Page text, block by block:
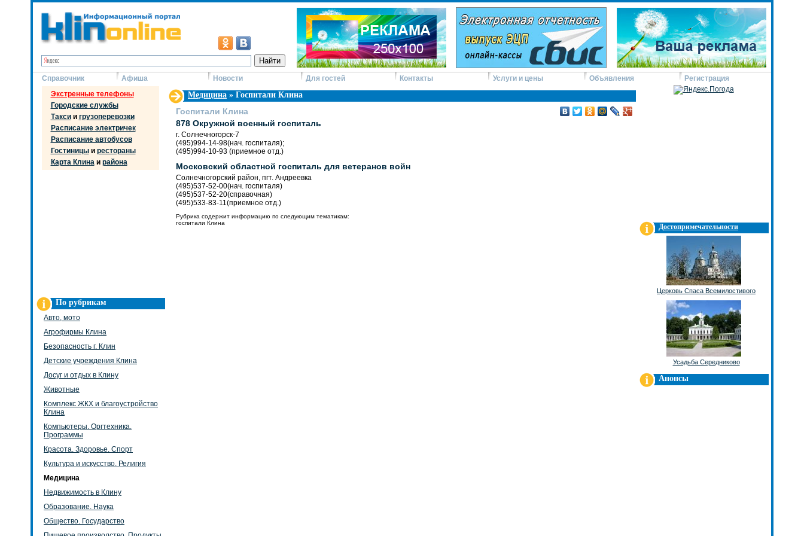
Справочник Афиша Новости Для гостей Контакты Услуги и цены Объявления
Регистрация
Экстренные телефоны
Городские службы
Таксии грузоперевозки
Расписание электричек
Расписание автобусов
Гостиницыи рестораны
Карта Клинаи района
По рубрикам
Авто, мото
Агрофирмы Клина
Безопасность г. Клин
Детские учреждения Клина
Досуг и отдых в Клину
Животные
Комплекс ЖКХ и благоустройство
Клина
Компьютеры. Оргтехника.
Программы
Красота. Здоровье. Спорт
Культура и искусство. Религия
Медицина
Недвижимость в Клину
Образование. Наука
Общество. Государство
Медицина » Госпитали Клина
Госпитали Клина
878 Окружной военный госпиталь
г. Солнечногорск-7
(495)994-14-98(нач. госпиталя);
(495)994-10-93 (приемное отд.)
Московский областной госпиталь для ветеранов войн
Солнечногорский район, пгт. Андреевка
(495)537-52-00(нач. госпиталя)
(495)537-52-20(справочная)
(495)533-83-11(приемное отд.)
Рубрика содержит информацию по следующим тематикам:
госпитали Клина
Достопримечательности
Церковь Спаса Всемилостивого
Усадьба Середниково
Анонсы